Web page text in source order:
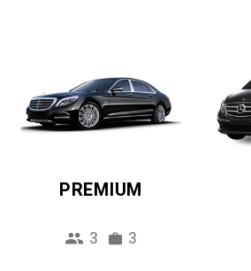
PREMIUM
3 3